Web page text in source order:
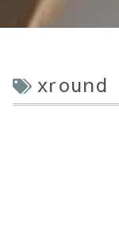
xround